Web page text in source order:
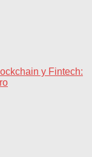
y Fintech: